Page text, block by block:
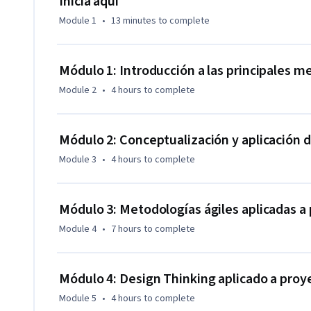
Desarrolla tus capacidades de innovación conociendo
Con este curso podrás exponenciar tus estrategias para
tu propuesta de valor con base en los insights que te
recursos que rodean tu entorno aplicando metodologías
aprender de los expertos y llevar tu proyecto al siguiente
Module 1 • 13 minutes to complete
Módulo 1: Introducción a las principales
Module 2 • 4 hours to complete
Módulo 2: Conceptualización y aplicación
Module 3 • 4 hours to complete
Módulo 3: Metodologías ágiles aplicadas
Module 4 • 7 hours to complete
Módulo 4: Design Thinking aplicado a
Module 5 • 4 hours to complete